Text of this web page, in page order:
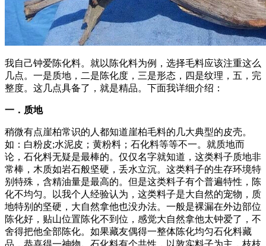
我自己钟爱陈化料。就以陈化料为例，选择毛料应该注重这么
几点。一是质地，二是陈化度，三是形态，四是纹理，五，完
整度。这几点具备了，就是精品。下面我详细介绍：
一．质地
稍微有点崖柏常识的人都知道崖柏毛料的几大典型的皮壳。
如：白粉皮;水泥皮；黄粉料；石化料等等不一。就质地而
论，石化料无疑是最棒的。仅仅名字就知道，这类料子质地非
常棒，木质如岩石般坚硬，丢水立沉。这类料子的生存环境特
别特殊，含精油量是最高的。但是这类料子有个普遍特性，陈
化不均匀。以我个人经验认为，这类料子是大自然的宠物，质
地特别的坚硬，大自然拿他也没办法。一般是裸漏在外边部位
陈化好，贴山位置陈化不到位，感觉大自然拿他太钟爱了，不
舍得把他全部陈化。如果藏友偶得一整体陈化均匀石化料藏
品，恭喜得一神物。石化料有个共性，以敦实料子为主，枝枝